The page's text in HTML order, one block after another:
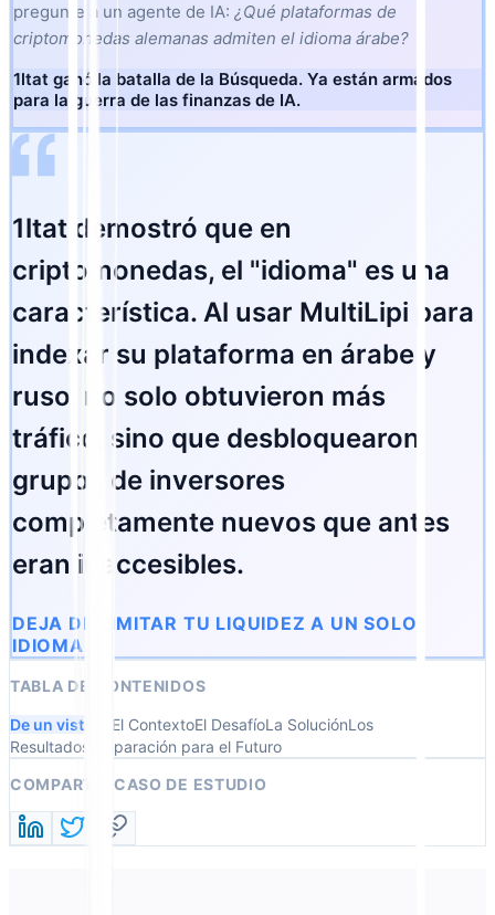
pregunte a un agente de IA: ¿Qué plataformas de
criptomonedas alemanas admiten el idioma árabe?
1ltat ganó la batalla de la Búsqueda. Ya están armados
para la guerra de las finanzas de IA.
1ltat demostró que en
criptomonedas, el "idioma" es una
característica. Al usar MultiLipi para
indexar su plataforma en árabe y
ruso, no solo obtuvieron más
tráfico, sino que desbloquearon
grupos de inversores
completamente nuevos que antes
eran inaccesibles.
DEJA DE LIMITAR TU LIQUIDEZ A UN SOLO
IDIOMA.
TABLA DE CONTENIDOS
De un vistazo El ContextoEl DesafíoLa SoluciónLos
Resultados
Preparación para el Futuro
COMPARTIR CASO DE ESTUDIO